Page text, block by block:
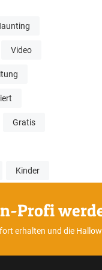
Video
Gratis
Kinder
Profi
erhalten und die